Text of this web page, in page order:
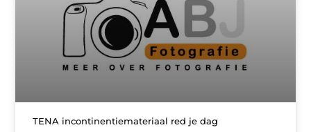
TENA incontinentiemateriaal red je dag